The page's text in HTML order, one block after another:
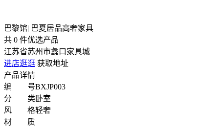
巴黎馆| 巴夏居品高奢家具
共 0 件优选产品
江苏省苏州市蠡口家具城
进店逛逛 获取地址
产品详情
编 号BXJP003
分 类卧室
风 格轻奢
材 质